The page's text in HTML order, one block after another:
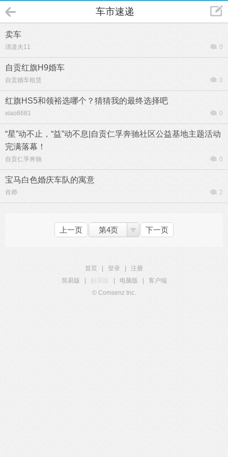
车市速递
卖车
清道夫11 0
自贡红旗H9婚车
自贡婚车租赁 0
红旗HS5和领裕选哪个？猜猜我的最终选择吧
xiao8681 0
“星”动不止，“益”动不息|自贡仁孚奔驰社区公益基地主题活动
完满落幕！
自贡仁孚奔驰 0
宝马白色婚庆车队的寓意
肖师 2
上一页 第4页 下一页
首页 登录
注册
简易版
触屏版 电脑版
客户端
© Comsenz Inc.